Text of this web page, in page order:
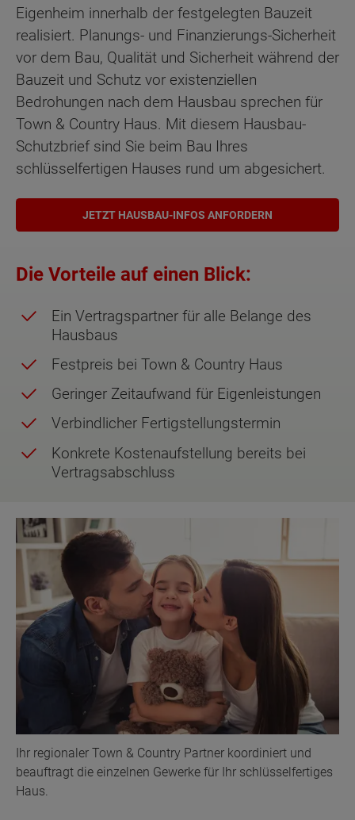
Eigenheim innerhalb der festgelegten Bauzeit
realisiert. Planungs- und Finanzierungs-Sicherheit
vor dem Bau, Qualität und Sicherheit während der
Bauzeit und Schutz vor existenziellen
Bedrohungen nach dem Hausbau sprechen für
Town & Country Haus. Mit diesem Hausbau-
Schutzbrief sind Sie beim Bau Ihres
schlüsselfertigen Hauses rund um abgesichert.
JETZT HAUSBAU-INFOS ANFORDERN
Die Vorteile auf einen Blick:
Ein Vertragspartner für alle Belange des
Hausbaus
Festpreis bei Town & Country Haus
Geringer Zeitaufwand für Eigenleistungen
Verbindlicher Fertigstellungstermin
Konkrete Kostenaufstellung bereits bei
Vertragsabschluss
Ihr regionaler Town & Country Partner koordiniert und
beauftragt die einzelnen Gewerke für Ihr schlüsselfertiges
Haus.